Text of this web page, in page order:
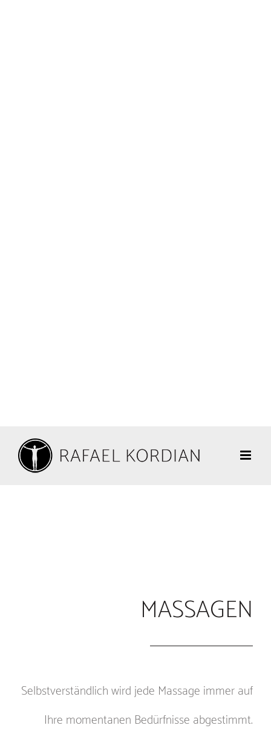
MASSAGEN
Selbstverständlich wird jede Massage immer auf
Ihre momentanen Bedürfnisse abgestimmt.